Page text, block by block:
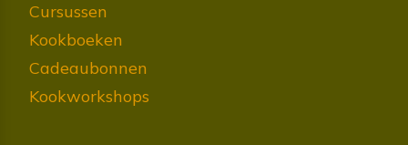
Cursussen
Kookboeken
Cadeaubonnen
Kookworkshops